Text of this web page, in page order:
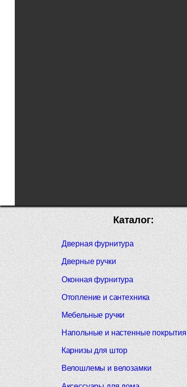
Каталог:
Дверная фурнитура
Дверные ручки
Оконная фурнитура
Отопление и сантехника
Мебельные ручки
Напольные и настенные покрытия
Карнизы для штор
Велошлемы и велозамки